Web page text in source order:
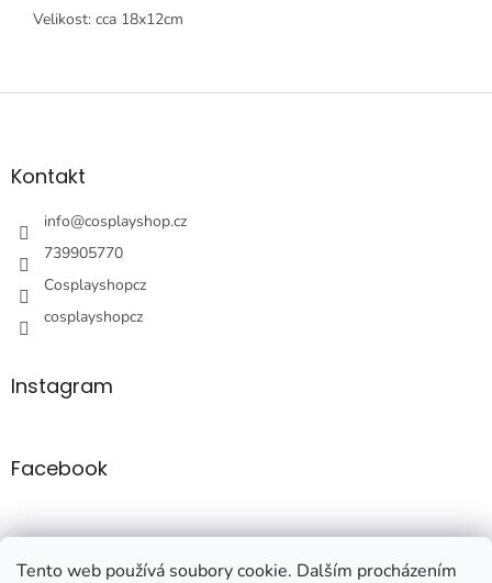
Tento web používá soubory cookie. Dalším procházením
Velikost: cca 18x12cm
Z
aKontakt
info@cosplayshop.cz
739905770
Cosplayshopcz
cosplayshopcz
Instagram
Facebook